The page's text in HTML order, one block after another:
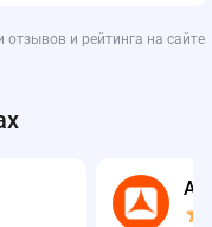
и рейтинга на сайте